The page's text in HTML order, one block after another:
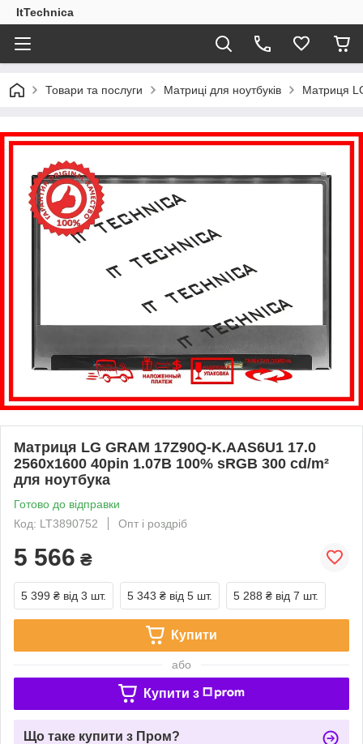
ItTechnica
Товари та послуги Матриці для ноутбуків Матриця
Матриця LG GRAM 17Z90Q-K.AAS6U1 17.0
2560x1600 40pin 1.07B 100% sRGB 300 cd/m²
для ноутбука
Готово до відправки
Код: LT3890752
Опт і роздріб
5 566 ₴
5 399 ₴ від 3 шт. 5 343 ₴ від 5 шт. 5 288 ₴ від 7 шт.
Купити
або
Купити з
Що таке купити з Пром?